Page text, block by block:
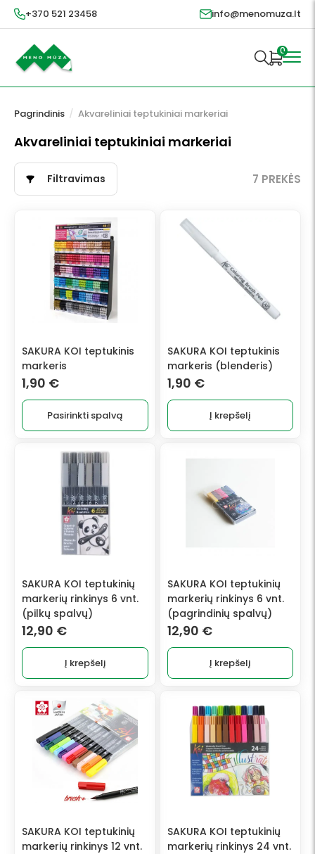
+370 521 23458 info@menomuza.lt
0
Pagrindinis / Akvareliniai teptukiniai markeriai
Akvareliniai teptukiniai markeriai
Filtravimas 7 PREKĖS
SAKURA KOI teptukinis
markeris
1,90 €
Pasirinkti spalvą
product
multiple
variants.
be
chosen
on
the
product
SAKURA KOI teptukinis
markeris (blenderis)
1,90 €
Į krepšelį
SAKURA KOI teptukinių
markerių rinkinys 6 vnt.
(pilkų spalvų)
12,90 €
Į krepšelį
SAKURA KOI teptukinių
markerių rinkinys 6 vnt.
(pagrindinių spalvų)
12,90 €
Į krepšelį
SAKURA KOI teptukinių
markerių rinkinys 12 vnt.
SAKURA KOI teptukinių
markerių rinkinys 24 vnt.